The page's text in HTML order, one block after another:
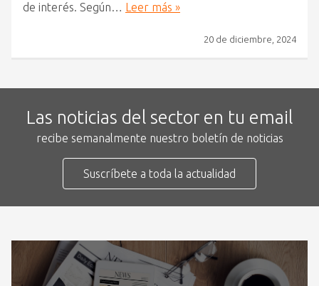
de interés. Según… Leer más »
20 de diciembre, 2024
Las noticias del sector en tu email
recibe semanalmente nuestro boletín de noticias
Suscríbete a toda la actualidad